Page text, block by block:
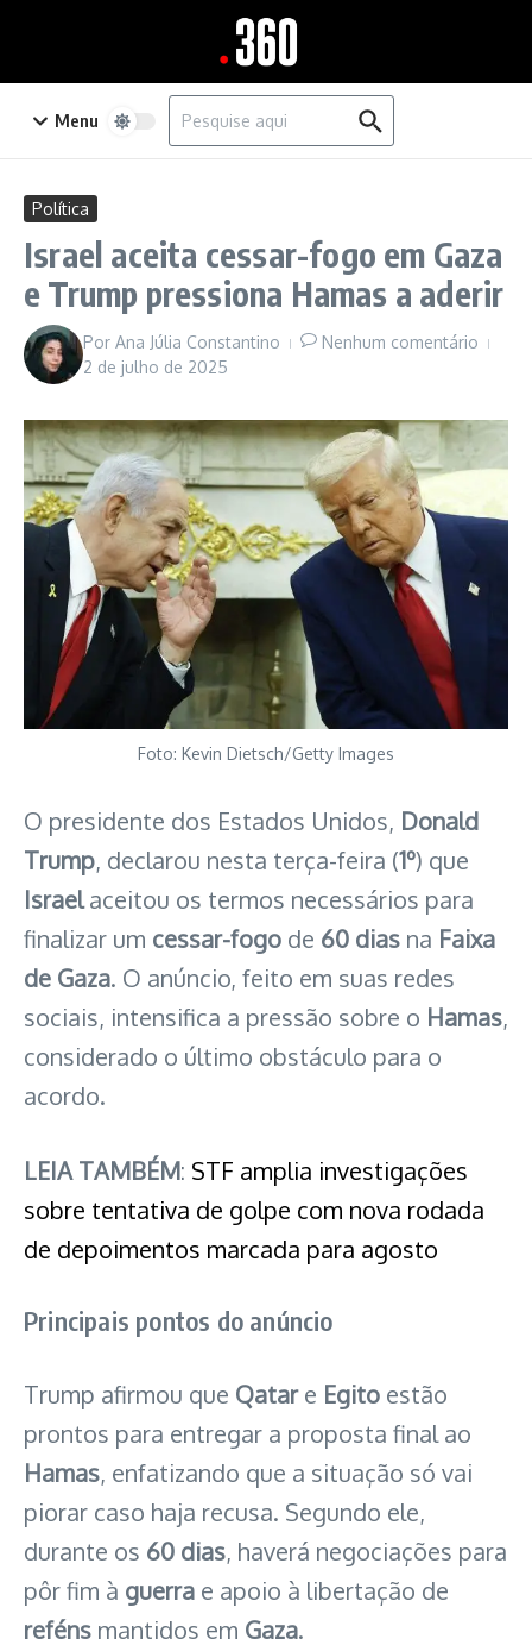
Menu
Procurar por:
Política
Israel aceita cessar-fogo em Gaza
e Trump pressiona Hamas a aderir
Por Ana Júlia Constantino
Nenhum comentário
2 de julho de 2025
Foto: Kevin Dietsch/Getty Images
O presidente dos Estados Unidos, Donald
Trump, declarou nesta terça-feira (1º) que
Israelaceitou os termos necessários para
finalizar um cessar-fogo de 60 dias na Faixa
de Gaza. O anúncio, feito em suas redes
sociais, intensifica a pressão sobre o Hamas,
considerado o último obstáculo para o
acordo.
LEIA TAMBÉM: STF amplia investigações
sobre tentativa de golpe com nova rodada
de depoimentos marcada para agosto
Principais pontos do anúncio
Trump afirmou que Qatare Egito estão
prontos para entregar a proposta final ao
Hamas, enfatizando que a situação só vai
piorar caso haja recusa. Segundo ele,
durante os 60 dias, haverá negociações para
pôr fim à guerra e apoio à libertação de
reféns mantidos em Gaza.